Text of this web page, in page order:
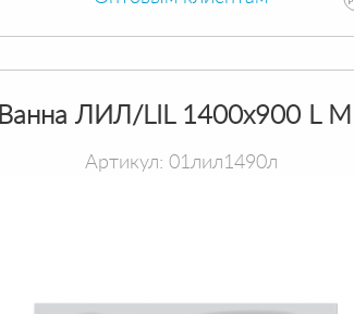
Ванна ЛИЛ/LIL 1400х900 L МГ
Артикул: 01лил1490л